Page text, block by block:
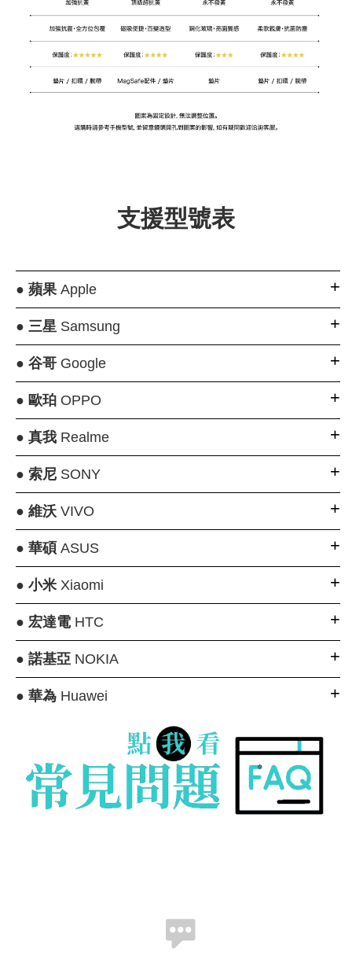
支援型號表
● 蘋果Apple
● 三星Samsung
● 谷哥Google
● 歐珀OPPO
● 真我Realme
● 索尼SONY
● 維沃VIVO
● 華碩 ASUS
● 小米Xiaomi
● 宏達電HTC
● 諾基亞NOKIA
● 華為Huawei